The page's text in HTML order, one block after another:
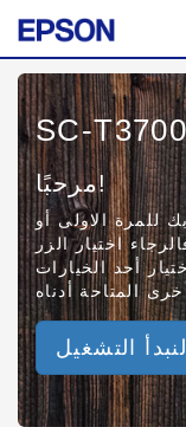
SC-
مرحبًا!
للمرة الاولى أو
اختيار الزر
أحد الخيارات